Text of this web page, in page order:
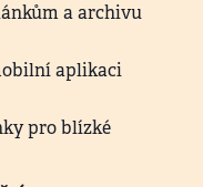
a archivu
aplikaci
pro blízké